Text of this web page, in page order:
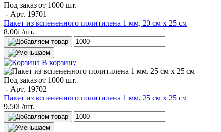
Под заказ от 1000 шт.
- Арт. 19701
Пакет из вспененного политилена 1 мм, 20 см х 25 см
8.00i /шт.
В корзину
Под заказ от 1000 шт.
- Арт. 19702
Пакет из вспененного политилена 1 мм, 25 см х 25 см
9.50i /шт.